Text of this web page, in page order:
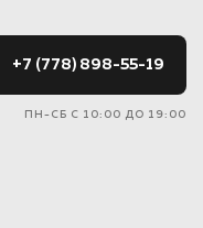
+7 (778) 898-55-19
ПН-СБ С 10:00 ДО 19:00